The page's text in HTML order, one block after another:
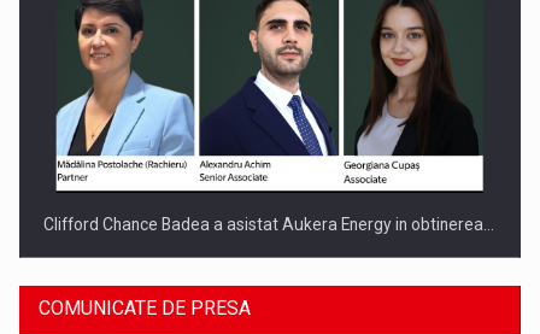
Clifford Chance Badea a asistat Aukera Energy in obtinerea…
COMUNICATE DE PRESA